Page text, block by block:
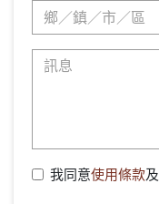
我同意使用條款及